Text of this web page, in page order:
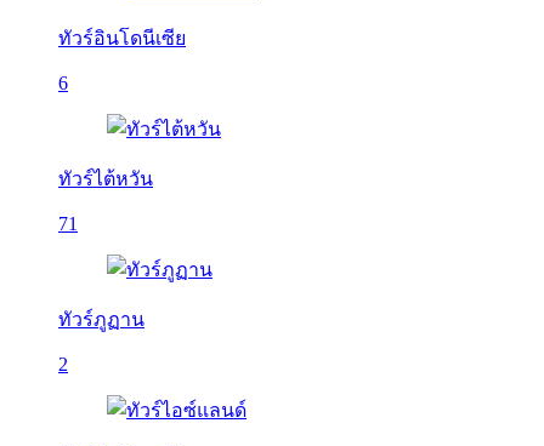
ทัวร์อินโดนีเซีย
6
ทัวร์ไต้หวัน
71
ทัวร์ภูฏาน
2